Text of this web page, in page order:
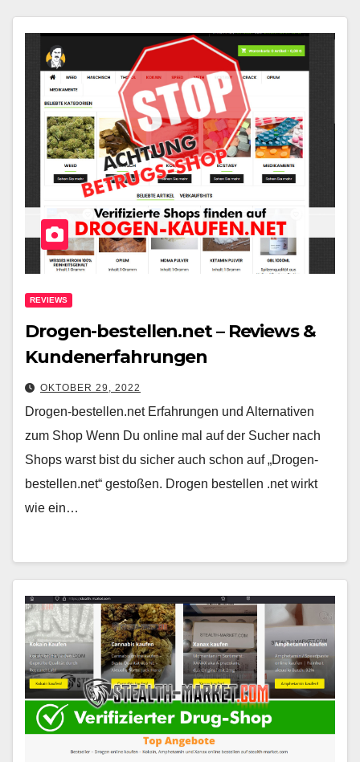
REVIEWS
Drogen-bestellen.net – Reviews &
Kundenerfahrungen
OKTOBER 29, 2022
Drogen-bestellen.net Erfahrungen und Alternativen
zum Shop Wenn Du online mal auf der Sucher nach
Shops warst bist du sicher auch schon auf „Drogen-
bestellen.net“ gestoßen. Drogen bestellen .net wirkt
wie ein…